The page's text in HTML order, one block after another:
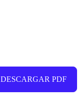
DESCARGAR PDF